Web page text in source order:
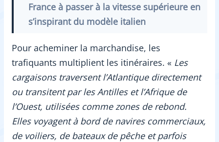
France à passer à la vitesse supérieure en
s’inspirant du modèle italien
Pour acheminer la marchandise, les
trafiquants multiplient les itinéraires. « Les
cargaisons traversent l’Atlantique directement
ou transitent par les Antilles et l’Afrique de
l’Ouest, utilisées comme zones de rebond.
Elles voyagent à bord de navires commerciaux,
de voiliers, de bateaux de pêche et parfois